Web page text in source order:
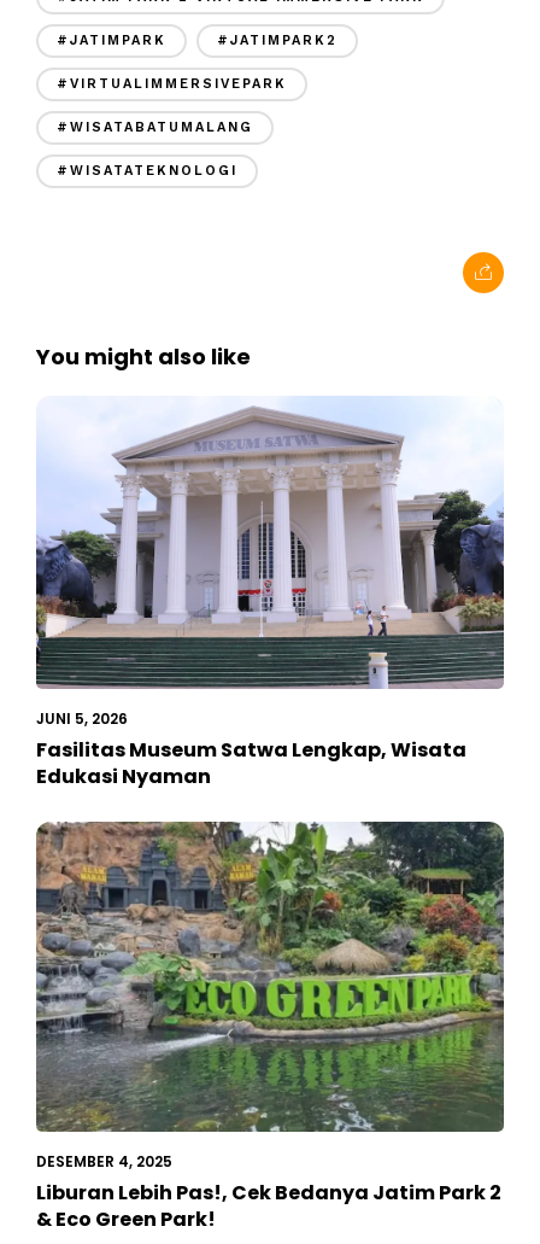
#JATIMPARK #JATIMPARK2
#VIRTUALIMMERSIVEPARK
#WISATABATUMALANG
#WISATATEKNOLOGI
You might also like
JUNI 5, 2026
Fasilitas Museum Satwa Lengkap, Wisata
Edukasi Nyaman
DESEMBER 4, 2025
Liburan Lebih Pas!, Cek Bedanya Jatim Park 2
& Eco Green Park!